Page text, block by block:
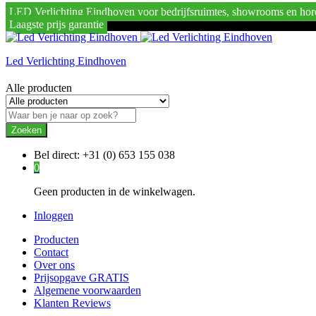
LED Verlichting Eindhoven voor bedrijfsruimtes, showrooms en
Laagste prijs garantie
Led Verlichting Eindhoven
Alle producten
Zoeken
Bel direct: +31 (0) 653 155 038
0
Geen producten in de winkelwagen.
Inloggen
Producten
Contact
Over ons
Prijsopgave GRATIS
Algemene voorwaarden
Klanten Reviews